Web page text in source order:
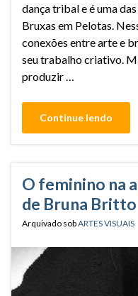
dança tribal e é uma
Bruxas em Pelotas.
conexões entre arte e
seu trabalho criativo.
produzir …
Continue lendo
O feminino na
de Bruna Britto
Arquivado sobARTES VISUAIS